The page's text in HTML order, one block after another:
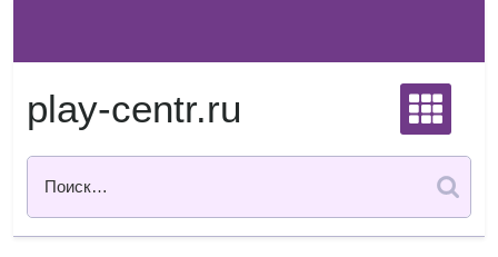
содержимому
play-centr.ru